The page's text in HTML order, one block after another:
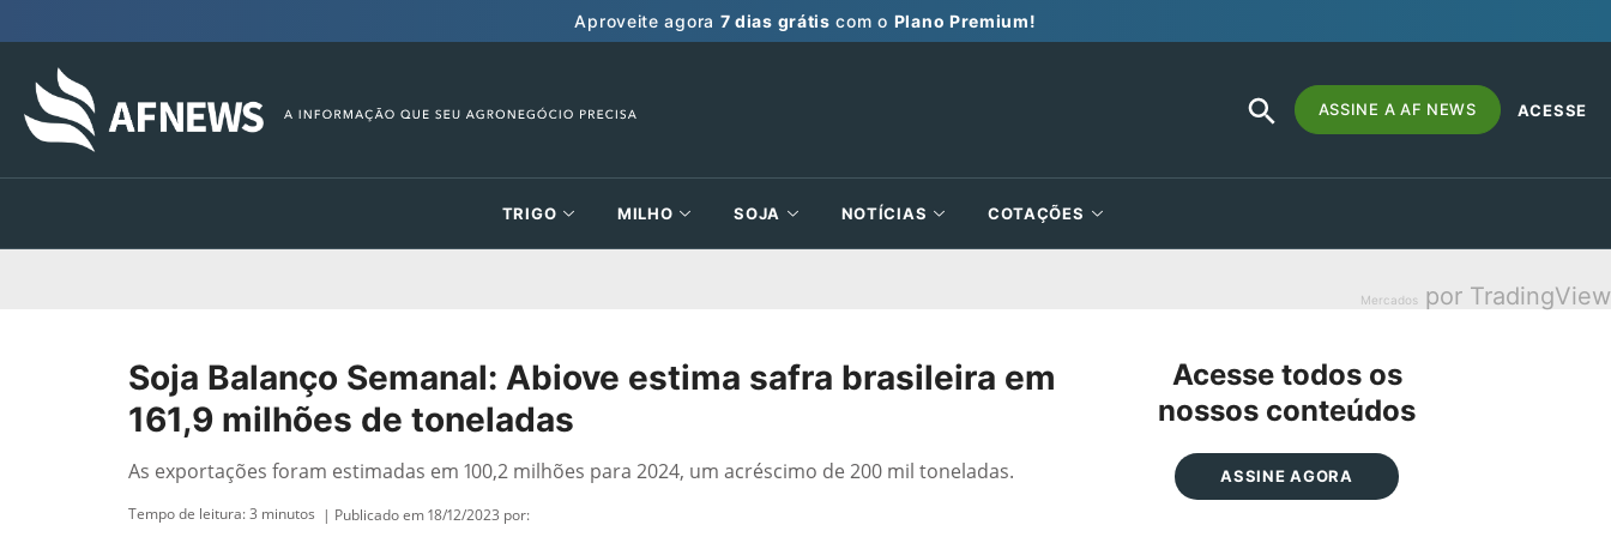
Aproveite agora 7 dias grátis com o Plano Premium!
Search
for:
SEARCH
BUTTON
ASSINE A AF NEWS ACESSE
TRIGO MILHO SOJA NOTÍCIAS COTAÇÕES
Mercados por TradingView
Soja Balanço Semanal: Abiove estima safra brasileira em
161,9 milhões de toneladas
As exportações foram estimadas em 100,2 milhões para 2024, um acréscimo de 200 mil toneladas.
Tempo de leitura:3 minutos | Publicado em 18/12/2023 por:
Acesse todos os
nossos conteúdos
ASSINE AGORA